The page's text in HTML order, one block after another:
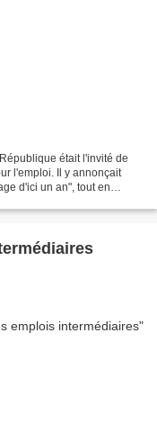
était l'invité de
l'emploi. Il y annonçait
d'ici un an", tout en